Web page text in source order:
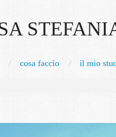
cosa faccio il mio